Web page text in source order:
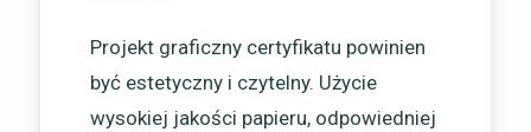
Projekt graficzny certyfikatu powinien
być estetyczny i czytelny. Użycie
wysokiej jakości papieru, odpowiedniej